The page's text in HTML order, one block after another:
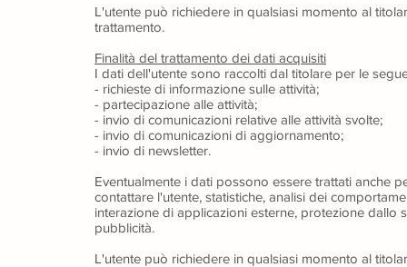
L'utente può richiedere in qualsiasi momento al
trattamento.
Finalità del trattamento dei dati acquisiti
I dati dell'utente sono raccolti dal titolare per le
- richieste di informazione sulle attività;
- partecipazione alle attività;
- invio di comunicazioni relative alle attività svolte;
- invio di comunicazioni di aggiornamento;
- invio di newsletter.
Eventualmente i dati possono essere trattati anche
contattare l'utente, statistiche, analisi dei
interazione di applicazioni esterne, protezione dallo
pubblicità.
L'utente può richiedere in qualsiasi momento al